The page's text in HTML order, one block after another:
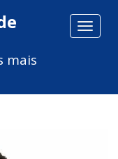
Toggle
mais